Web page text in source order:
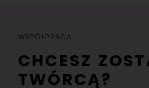
WSPÓŁPRACA
CHCESZ
TWÓRCĄ?